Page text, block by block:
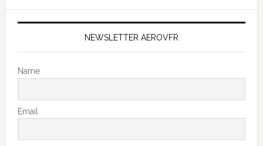
NEWSLETTER AEROVFR
Name
Email